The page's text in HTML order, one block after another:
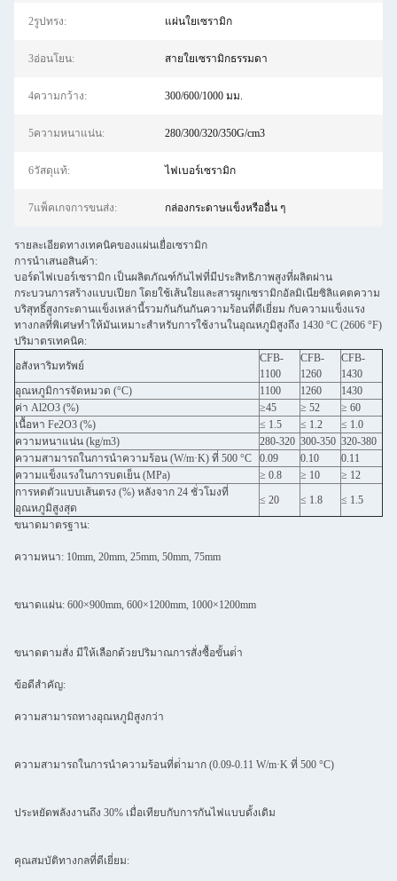
2รูปทรง: แผ่นใยเซรามิก
3อ่อนโยน: สายใยเซรามิกธรรมดา
4ความกว้าง: 300/600/1000 มม.
5ความหนาแน่น: 280/300/320/350G/cm3
6วัสดุแท้: ไฟเบอร์เซรามิก
7แพ็คเกจการขนส่ง: กล่องกระดาษแข็งหรืออื่น ๆ
รายละเอียดทางเทคนิคของแผ่นเยื่อเซรามิก
การนําเสนอสินค้า:
บอร์ดไฟเบอร์เซรามิก เป็นผลิตภัณฑ์กันไฟที่มีประสิทธิภาพสูงที่ผลิตผ่าน
กระบวนการสร้างแบบเปียก โดยใช้เส้นใยและสารผูกเซรามิกอัลมิเนียซิลิแคตความ
บริสุทธิ์สูงกระดานแข็งเหล่านี้รวมกันกันกันความร้อนที่ดีเยี่ยม กับความแข็งแรง
ทางกลที่พิเศษทําให้มันเหมาะสําหรับการใช้งานในอุณหภูมิสูงถึง 1430 °C (2606 °F)
ปริมาตรเทคนิค:
อสังหาริมทรัพย์
CFB-
1100
CFB-
1260
CFB-
1430
อุณหภูมิการจัดหมวด (°C)
1100 1260
1430
ค่า Al2O3 (%)
≥45 ≥ 52
≥ 60
เนื้อหา Fe2O3 (%)
≤ 1.5 ≤ 1.2
≤ 1.0
ความหนาแน่น (kg/m3)
280-320 300-350 320-380
ความสามารถในการนําความร้อน (W/m·K) ที่ 500 °C
0.09 0.10
0.11
ความแข็งแรงในการบดเย็น (MPa)
≥ 0.8 ≥ 10
≥ 12
การหดตัวแบบเส้นตรง (%) หลังจาก 24 ชั่วโมงที่
อุณหภูมิสูงสุด
≤ 20 ≤ 1.8
≤ 1.5
ขนาดมาตรฐาน:
ความหนา: 10mm, 20mm, 25mm, 50mm, 75mm
ขนาดแผ่น: 600×900mm, 600×1200mm, 1000×1200mm
ขนาดตามสั่ง มีให้เลือกด้วยปริมาณการสั่งซื้อขั้นต่ํา
ข้อดีสําคัญ:
ความสามารถทางอุณหภูมิสูงกว่า
ความสามารถในการนําความร้อนที่ต่ํามาก (0.09-0.11 W/m·K ที่ 500 °C)
ประหยัดพลังงานถึง 30% เมื่อเทียบกับการกันไฟแบบดั้งเดิม
คุณสมบัติทางกลที่ดีเยี่ยม: